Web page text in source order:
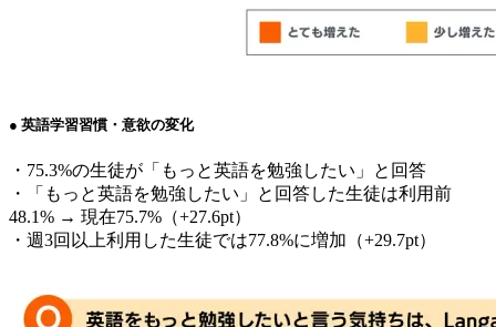
● 英語学習習慣・意欲の変化
・75.3%の生徒が「もっと英語を勉強したい」と回答
・「もっと英語を勉強したい」と回答した生徒は利用前
48.1% → 現在75.7%（+27.6pt）
・週3回以上利用した生徒では77.8%に増加（+29.7pt）